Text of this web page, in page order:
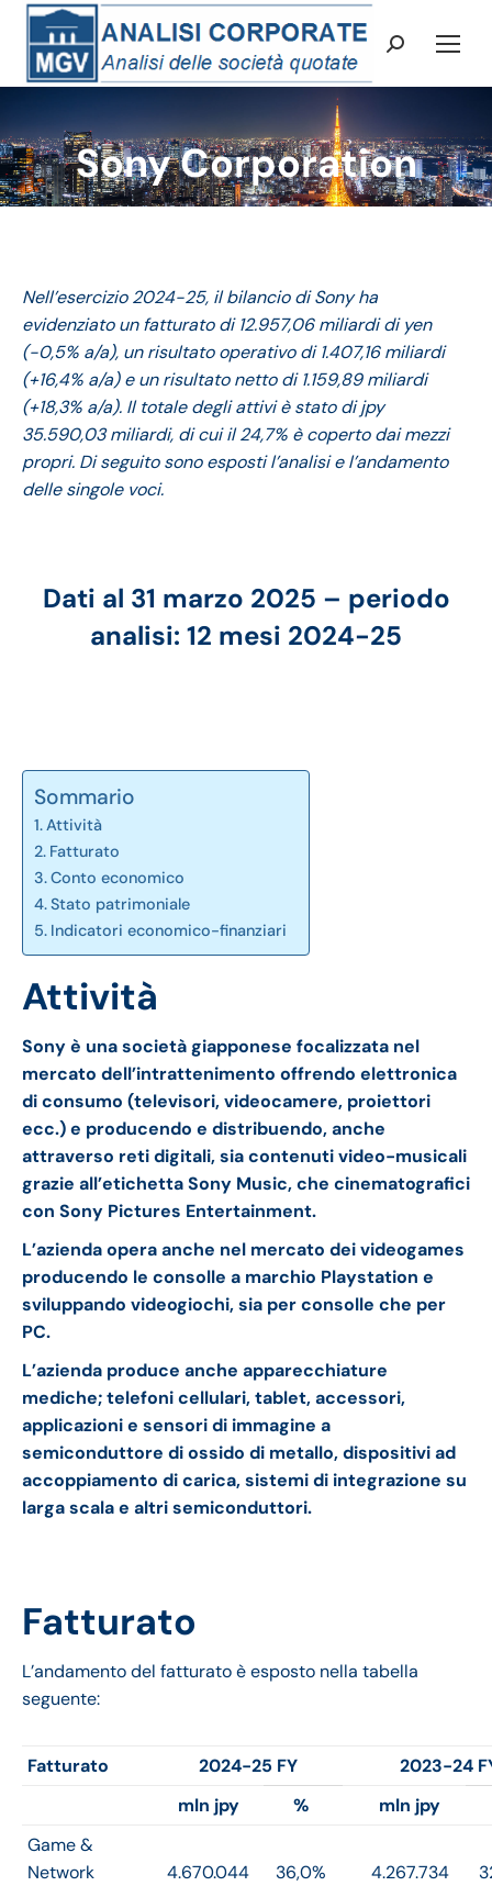
Cerca:
Sony Corporation
Tu sei qui:
Nell’esercizio 2024-25, il bilancio di Sony ha
evidenziatoun fatturato di 12.957,06 miliardi di yen
(-0,5% a/a), un risultato operativo di 1.407,16 miliardi
(+16,4% a/a) eun risultato netto di 1.159,89 miliardi
(+18,3% a/a). Il totale degli attivi è stato di jpy
35.590,03 miliardi, di cui il24,7% è coperto dai mezzi
propri. Di seguito sono esposti l’analisi e l’andamento
delle singole voci.
Dati al 31 marzo 2025 – periodo
analisi: 12 mesi 2024-25
Sommario
Attività
Fatturato
Conto economico
Stato patrimoniale
Indicatori economico-finanziari
Attività
Sony è una società giapponese focalizzata nel
mercato dell’intrattenimento offrendo elettronica
di consumo (televisori, videocamere, proiettori
ecc.) e producendo e distribuendo, anche
attraverso reti digitali, sia contenuti video-musicali
grazie all’etichetta Sony Music, che cinematografici
con Sony Pictures Entertainment.
L’azienda opera anche nel mercato dei videogames
producendo le consolle a marchio Playstation e
sviluppando videogiochi, sia per consolle che per
PC.
L’azienda produce anche apparecchiature
mediche; telefoni cellulari, tablet, accessori,
applicazioni e sensori di immagine a
semiconduttore di ossido di metallo, dispositivi ad
accoppiamento di carica, sistemi di integrazione su
larga scala e altri semiconduttori.
Fatturato
L’andamento del fatturato è esposto nella tabella
seguente:
Fatturato 2024-25 FY
2023-24
mln jpy
%
mln jpy
Game &
Network
4.670.044 36,0% 4.267.734